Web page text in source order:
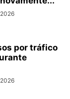
por tráfico